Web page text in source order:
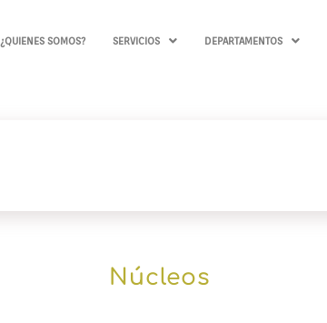
¿QUIENES SOMOS? SERVICIOS DEPARTAMENTOS
Núcleos